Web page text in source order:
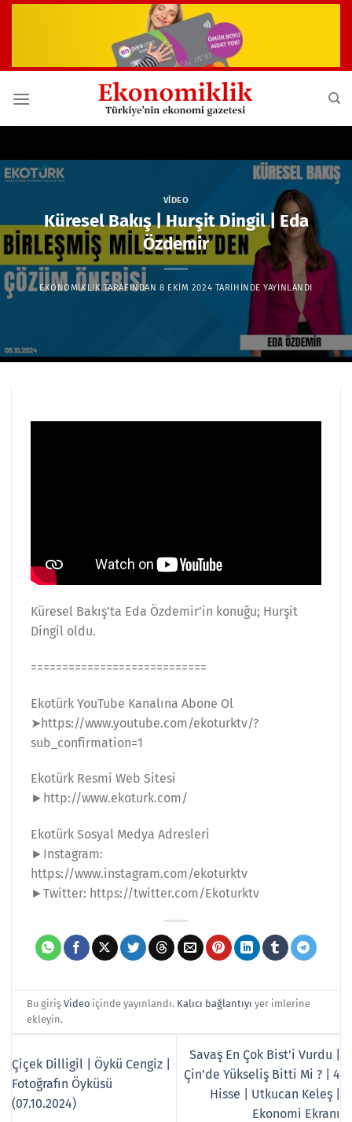
VIDEO
Küresel Bakış | Hurşit Dingil | Eda
Özdemir
EKONOMIKLIK TARAFINDAN 8 EKIM 2024 TARIHINDE YAYINLANDI
Küresel Bakış’ta Eda Özdemir’in konuğu; Hurşit
Dingil oldu.
============================
Ekotürk YouTube Kanalına Abone Ol
➤https://www.youtube.com/ekoturktv/?
sub_confirmation=1
Ekotürk Resmi Web Sitesi
►http://www.ekoturk.com/
Ekotürk Sosyal Medya Adresleri
►Instagram:
https://www.instagram.com/ekoturktv
►Twitter: https://twitter.com/Ekoturktv
Bu girişVideo içinde yayınlandı. Kalıcı bağlantıyı yer imlerine
ekleyin.
Çiçek Dilligil | Öykü Cengiz |
Fotoğrafın Öyküsü
(07.10.2024)
Savaş En Çok Bist’i Vurdu |
Çin’de Yükseliş Bitti Mi ? | 4
Hisse | Utkucan Keleş |
Ekonomi Ekranı